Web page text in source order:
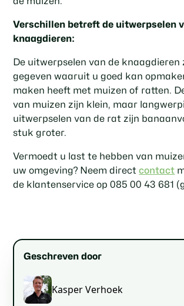
Geschreven door
Kasper Verhoek
Verschillen betreft de uitwerpselen
knaagdieren:
De uitwerpselen van de knaagdieren
gegeven waaruit u goed kan
maken heeft met muizen of ratten.
van muizen zijn klein, maar
uitwerpselen van de rat zijn
stuk groter.
Vermoedt u last te hebben van
uw omgeving? Neem directcontact
de klantenservice op 085 00 43 681